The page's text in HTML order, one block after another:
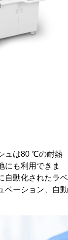
ュは80 ℃の耐熱
にも利用できま
自動化されたラベ
ベーション、自動